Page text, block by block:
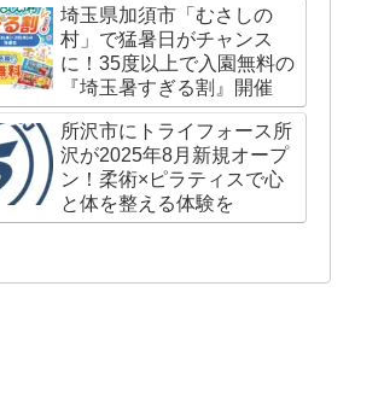
埼玉県加須市「むさしの
村」で猛暑日がチャンス
に！35度以上で入園無料の
『埼玉暑すぎる割』開催
所沢市にトライフォース所
沢が2025年8月新規オープ
ン！柔術×ピラティスで心
と体を整える体験を